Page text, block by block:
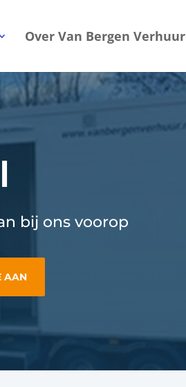
Over Van Bergen Verhuur
bij ons voorop
AAN